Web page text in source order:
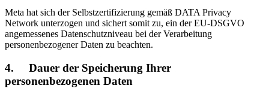
Meta hat sich der Selbstzertifizierung gemäß DATA Privacy
Network unterzogen und sichert somit zu, ein der EU-DSGVO
angemessenes Datenschutzniveau bei der Verarbeitung
personenbezogener Daten zu beachten.
4. Dauer der Speicherung Ihrer
personenbezogenen Daten